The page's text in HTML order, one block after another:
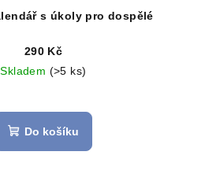
s úkoly pro dospělé
290 Kč
Skladem (>5 ks)
Do košíku